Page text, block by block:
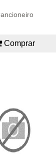
Comprar